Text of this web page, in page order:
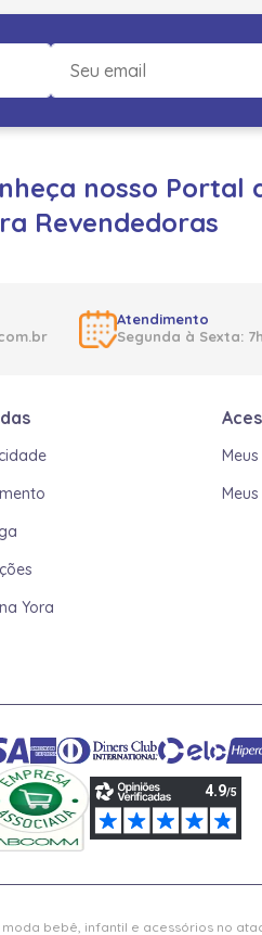
nosso Portal
Revendedoras
Atendimento
Segunda à Sexta:
Yora
bebê, infantil e acessórios no